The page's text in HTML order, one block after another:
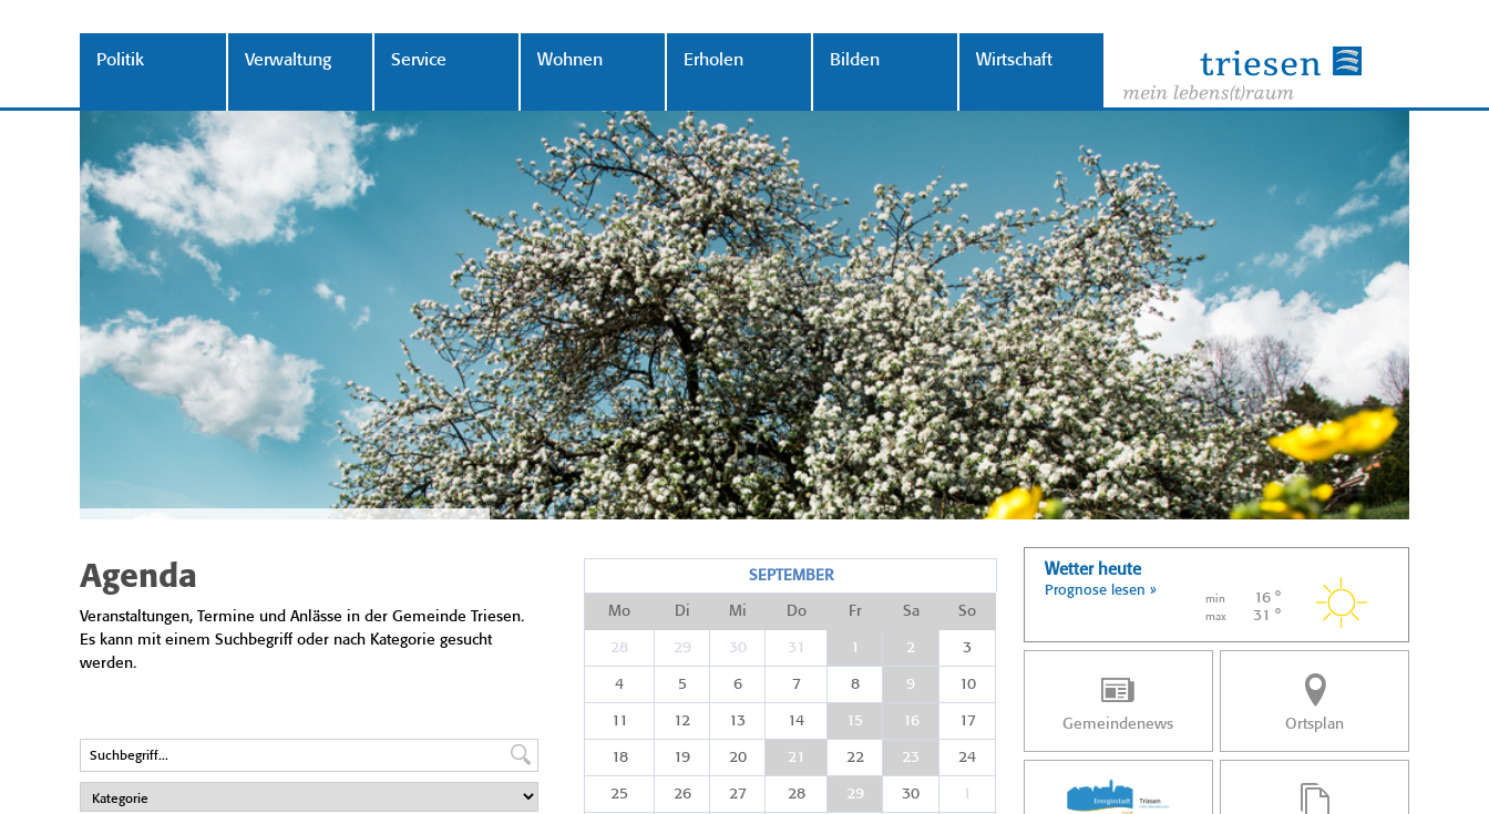
Politik Verwaltung Service Wohnen Erholen Bilden Wirtschaft
Agenda
Veranstaltungen, Termine und Anlässe in der Gemeinde Triesen.
Es kann mit einem Suchbegriff oder nach Kategorie gesucht
werden.
SEPTEMBER
Mo Di Mi Do Fr Sa So
28 29 30 31 1 2 3
4 5 6 7 8 9 10
11 12 13 14 15 16 17
18 19 20 21 22 23 24
25 26 27 28 29 30 1
Wetter heute
Prognose lesen »
min 16 °
max 31 °
Gemeindenews Ortsplan